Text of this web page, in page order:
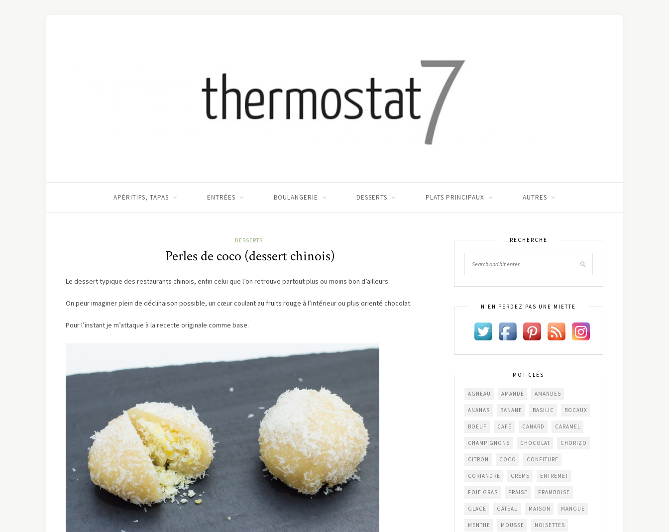
APÉRITIFS, TAPAS ENTRÉES BOULANGERIE DESSERTS PLATS PRINCIPAUX AUTRES
DESSERTS
Perles de coco (dessert chinois)
Le dessert typique des restaurants chinois, enfin celui que l’on retrouve partout plus ou moins bon d’ailleurs.
On peur imaginer plein de déclinaison possible, un cœur coulant au fruits rouge à l’intérieur ou plus orienté chocolat.
Pour l’instant je m’attaque à la recette originale comme base.
RECHERCHE
N’EN PERDEZ PAS UNE MIETTE
MOT CLÉS
AGNEAU AMANDE AMANDES
ANANAS BANANE BASILIC BOCAUX
BOEUF CAFÉ CANARD CARAMEL
CHAMPIGNONS CHOCOLAT CHORIZO
CITRON COCO CONFITURE
CORIANDRE CRÈME ENTREMET
FOIE GRAS FRAISE FRAMBOISE
GLACE GÂTEAU MAISON MANGUE
MENTHE MOUSSE NOISETTES